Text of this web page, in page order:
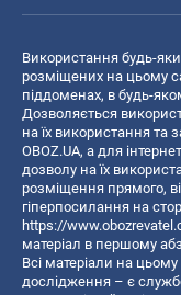
Використання будь-
розміщених на цьому
піддоменах, в будь-
Дозволяється
на їх використання та
OBOZ.UA, а для
дозволу на їх
розміщення прямого,
гіперпосилання на
https://
матеріал в першому
Всі матеріали на цьому
дослідження – є